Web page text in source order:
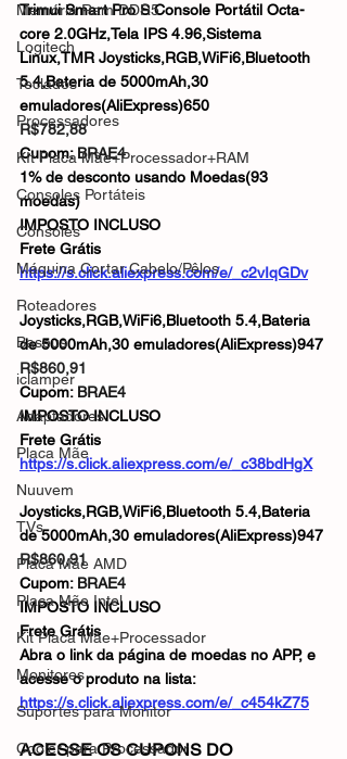
Memória Ram DDR5
Logitech
Teclados
Processadores
KIt Placa Mãe+Processador+RAM
Consoles Portáteis
Consoles
Máquina Cortar Cabelo/Pêlos
Roteadores
Baseus
iclamper
Adaptadores
Placa Mãe
Nuuvem
TVs
Placa Mãe AMD
Placa Mãe Intel
Kit Placa Mãe+Processador
Monitores
Suportes para Monitor
Cooler para Processador
Trimui Smart Pro S Console Portátil Octa-
core 2.0GHz,Tela IPS 4.96,Sistema
Linux,TMR Joysticks,RGB,WiFi6,Bluetooth
5.4,Bateria de 5000mAh,30
emuladores(AliExpress)650
R$782,88
Cupom: BRAE4
1% de desconto usando Moedas(93
moedas)
IMPOSTO INCLUSO
Frete Grátis
https://s.click.aliexpress.com/e/_c2vIqGDv
Joysticks,RGB,WiFi6,Bluetooth 5.4,Bateria
de 5000mAh,30 emuladores(AliExpress)947
R$860,91
Cupom: BRAE4
IMPOSTO INCLUSO
Frete Grátis
https://s.click.aliexpress.com/e/_c38bdHgX
Joysticks,RGB,WiFi6,Bluetooth 5.4,Bateria
de 5000mAh,30 emuladores(AliExpress)947
R$860,91
Cupom: BRAE4
IMPOSTO INCLUSO
Frete Grátis
Abra o link da página de moedas no APP, e
acesse o produto na lista:
https://s.click.aliexpress.com/e/_c454kZ75
ACESSE OS CUPONS DO